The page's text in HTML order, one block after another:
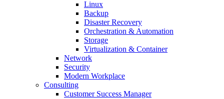
Linux
Backup
Disaster Recovery
Orchestration & Automation
Storage
Virtualization & Container
Network
Security
Modern Workplace
Consulting
Customer Success Manager